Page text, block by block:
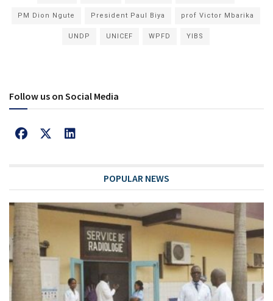
PM Dion Ngute President Paul Biya prof Victor Mbarika
UNDP UNICEF WPFD YIBS
Follow us on Social Media
POPULAR NEWS